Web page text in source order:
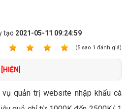
tạo 2021-05-11 09:24:59
(5 sao 1 đánh giá)
[HIỆN]
quản trị website nhập khẩu cà